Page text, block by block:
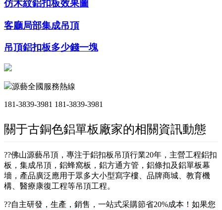
仿木紋鋁扣板效果圖
客廳局部集成吊頂
吊頂鋁扣板多少錢一塊
源藝全國服務熱線
181-3839-3981 181-3839-3981
關于古銅色鋁單板廠家的相關資訊動態
??佛山源藝吊頂，專注于鋁扣板吊頂行業20年，主營工程鋁扣
板，集成吊頂，鋁蜂窩板，鋁方通方管，鋁條扣及鋁單板幕
墻，產品廣泛應用于眾多大小型寫字樓、品牌商城、教育機
構、醫療康復工程等吊頂工程。
??自主研發，生產，銷售，一站式采購節省20%成本！如果您